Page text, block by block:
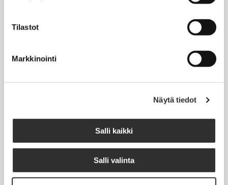
Tilastot
Markkinointi
Näytä tiedot
Salli kaikki
Salli valinta
Työttömyys ja lomautukset
Kesätyöntekijän työehdot ja palkkaus seurakuntien hengellisessä
EDUNVALVONTA